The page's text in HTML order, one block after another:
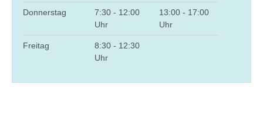
Donnerstag
7:30 - 12:00
Uhr
13:00 - 17:00
Uhr
Freitag
8:30 - 12:30
Uhr